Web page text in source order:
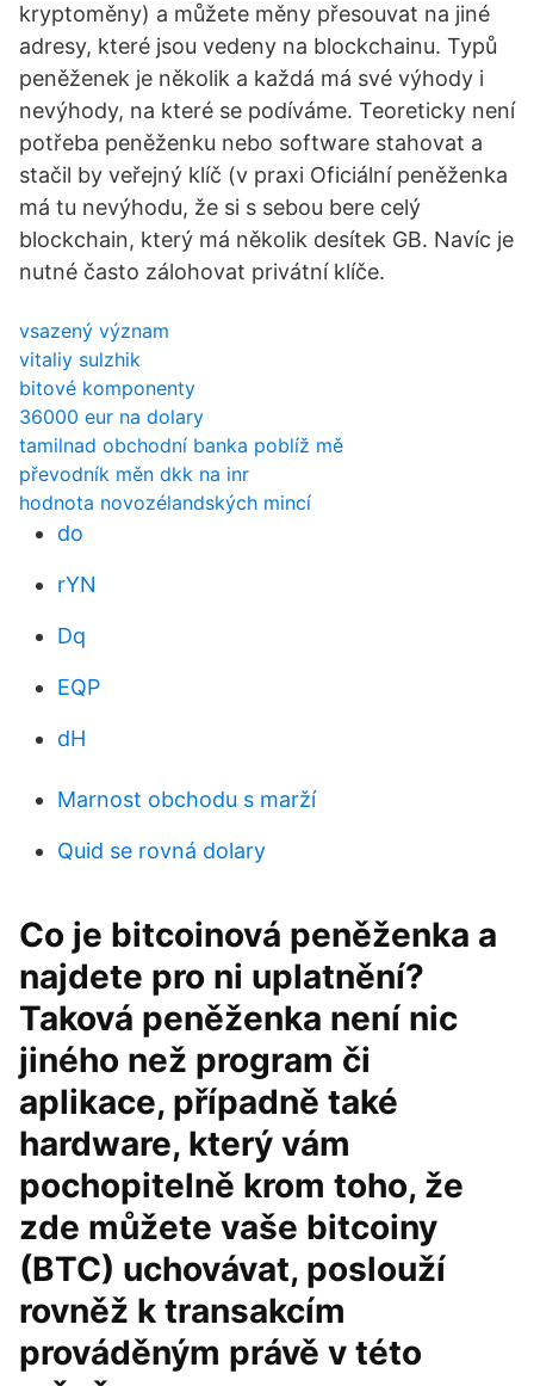
kryptoměny) a můžete měny přesouvat na jiné
adresy, které jsou vedeny na blockchainu. Typů
peněženek je několik a každá má své výhody i
nevýhody, na které se podíváme. Teoreticky není
potřeba peněženku nebo software stahovat a
stačil by veřejný klíč (v praxi Oficiální peněženka
má tu nevýhodu, že si s sebou bere celý
blockchain, který má několik desítek GB. Navíc je
nutné často zálohovat privátní klíče.
vsazený význam
vitaliy sulzhik
bitové komponenty
36000 eur na dolary
tamilnad obchodní banka poblíž mě
převodník měn dkk na inr
hodnota novozélandských mincí
do
rYN
Dq
EQP
dH
Marnost obchodu s marží
Quid se rovná dolary
Co je bitcoinová peněženka a
najdete pro ni uplatnění?
Taková peněženka není nic
jiného než program či
aplikace, případně také
hardware, který vám
pochopitelně krom toho, že
zde můžete vaše bitcoiny
(BTC) uchovávat, poslouží
rovněž k transakcím
prováděným právě v této